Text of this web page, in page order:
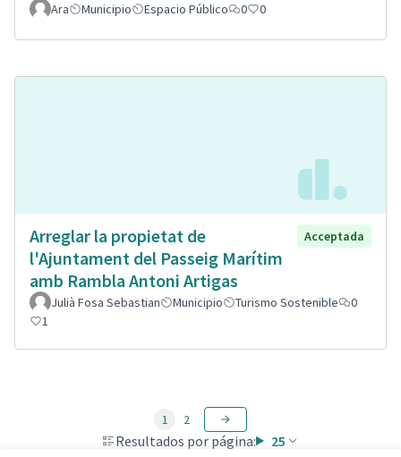
Ara Municipio Espacio Público 0 0
Arreglar la propietat de
l'Ajuntament del Passeig Marítim
amb Rambla Antoni Artigas
Acceptada
Julià Fosa Sebastian Municipio Turismo Sostenible
0
1
Resultados por página: 25
1 2